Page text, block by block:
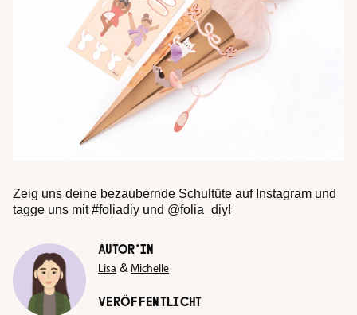
AUTOR*IN
Lisa &Michelle
VERÖFFENTLICHT
Zeig uns deine bezaubernde Schultüte auf Instagram und
tagge uns mit #foliadiy und @folia_diy!